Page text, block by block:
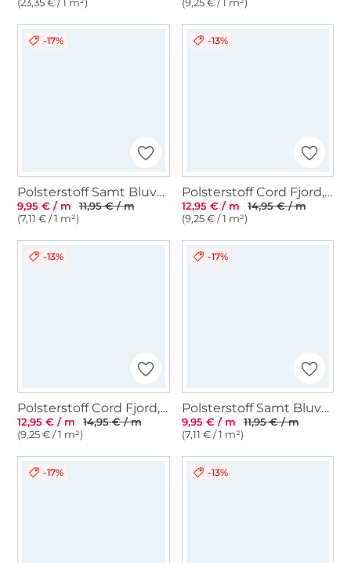
-17%
Polsterstoff Samt Bluvel, dunkelblau
9,95 € / m
11,95 € / m
(7,11 € / 1 m²)
-13%
Polsterstoff Cord Fjord, nachtblau
12,95 € / m
14,95 € / m
(9,25 € / 1 m²)
-13%
Polsterstoff Cord Fjord, altrosé
12,95 € / m
14,95 € / m
(9,25 € / 1 m²)
-17%
Polsterstoff Samt Bluvel, schwarz
9,95 € / m
11,95 € / m
(7,11 € / 1 m²)
-17% -13%